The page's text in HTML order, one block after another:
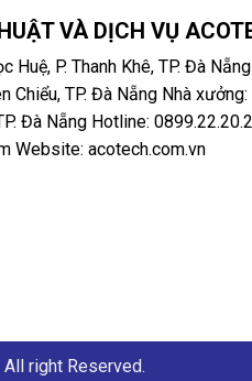
VÀ DỊCH VỤ
Huệ, P. Thanh Khê, TP. Đà
Chiểu, TP. Đà Nẵng Nhà
Đà Nẵng Hotline:
Website: acotech.com.vn
right Reserved.